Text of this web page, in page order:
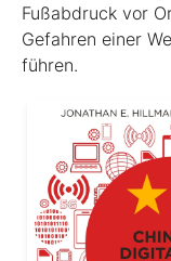
Fußabdruck vor
Gefahren einer
führen.